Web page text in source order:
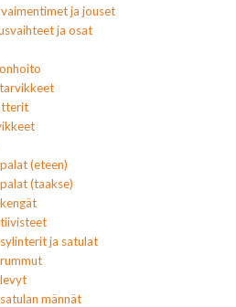
ja jouset
ja osat
(eteen)
(taakse)
ja satulat
männät